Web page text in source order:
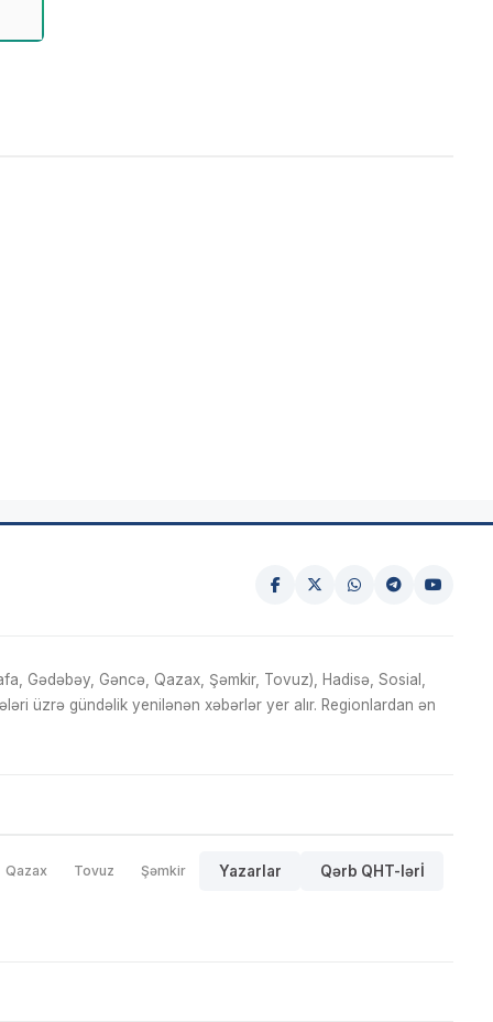
Gədəbəy, Gəncə, Qazax, Şəmkir, Tovuz), Hadisə, Sosial,
üzrə gündəlik yenilənən xəbərlər yer alır. Regionlardan ən
Qazax Tovuz Şəmkir Yazarlar Qərb QHT-lərİ